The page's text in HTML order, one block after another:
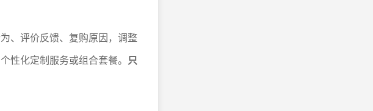
、评价反馈、复购原因，调整
性化定制服务或组合套餐。 只